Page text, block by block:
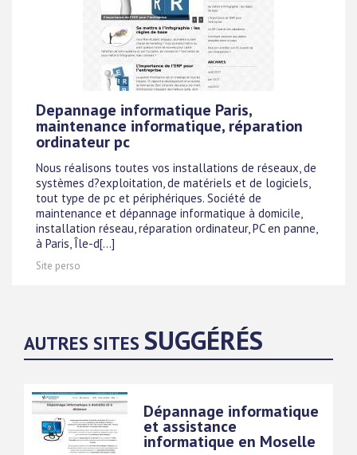
Depannage informatique Paris,
maintenance informatique, réparation
ordinateur pc
Nous réalisons toutes vos installations de réseaux, de
systèmes d?exploitation, de matériels et de logiciels,
tout type de pc et périphériques. Société de
maintenance et dépannage informatique à domicile,
installation réseau, réparation ordinateur, PC en panne,
à Paris, Île-d[...]
Site perso
AUTRES SITES SUGGÉRÉS
Dépannage informatique
et assistance
informatique en Moselle